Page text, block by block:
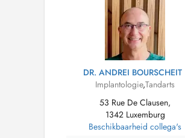
conosco, por favo...
DR. ANDREI BOURSCHEIT
Implantologie,Tandarts
53 Rue De Clausen,
1342 Luxemburg
Beschikbaarheid collega's